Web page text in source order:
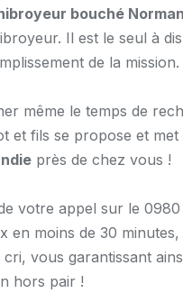
bouché
Il est le seul à
de la mission.
même le temps de
et fils se propose et
près de chez vous !
votre appel sur le
en moins de 30
vous garantissant
hors pair !